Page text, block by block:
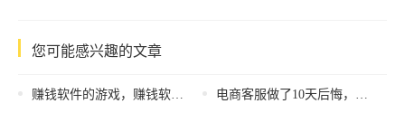
您可能感兴趣的文章
赚钱软件的游戏，赚钱软件的游戏有哪些？
电商客服做了10天后悔，电商客服值得入坑吗？